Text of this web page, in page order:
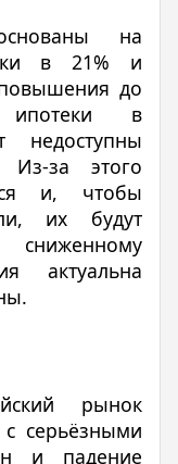
на
в 21% и
до
ипотеки в
Из-за этого
и, чтобы
их будут
актуальна
рынок
с серьёзными
и падение